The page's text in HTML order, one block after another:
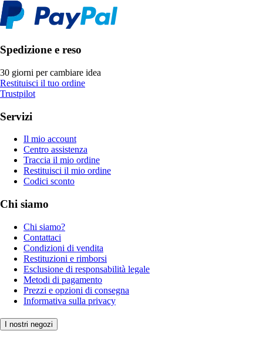
Spedizione e reso
30 giorni per cambiare idea
Restituisci il tuo ordine
Trustpilot
Servizi
Il mio account
Centro assistenza
Traccia il mio ordine
Restituisci il mio ordine
Codici sconto
Chi siamo
Chi siamo?
Contattaci
Condizioni di vendita
Restituzioni e rimborsi
Esclusione di responsabilità legale
Metodi di pagamento
Prezzi e opzioni di consegna
Informativa sulla privacy
I nostri negozi